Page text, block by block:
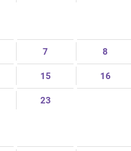
7 8
15 16
23